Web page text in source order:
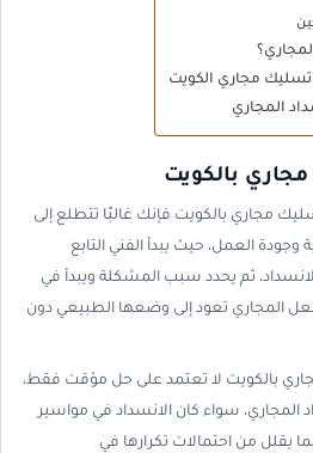
مجاري الكويت
المجاري
بالكويت
مجاري بالكويت فإنك غالبًا تتطلع إلى
العمل، حيث يبدأ الفني التابع
ثم يحدد سبب المشكلة ويبدأ في
المجاري تعود إلى وضعها الطبيعي دون
بالكويت لا تعتمد على حل مؤقت فقط،
سواء كان الانسداد في مواسير
يقلل من احتمالات تكرارها في